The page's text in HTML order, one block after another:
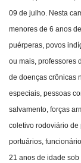
09 de julho. Nesta
menores de 6 anos
puérperas, povos
ou mais, professores
de doenças crônicas
especiais, pessoas
salvamento, forças
coletivo rodoviário
portuários,
21 anos de idade